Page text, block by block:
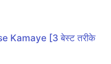
Kamaye [3 बेस्ट तरीके